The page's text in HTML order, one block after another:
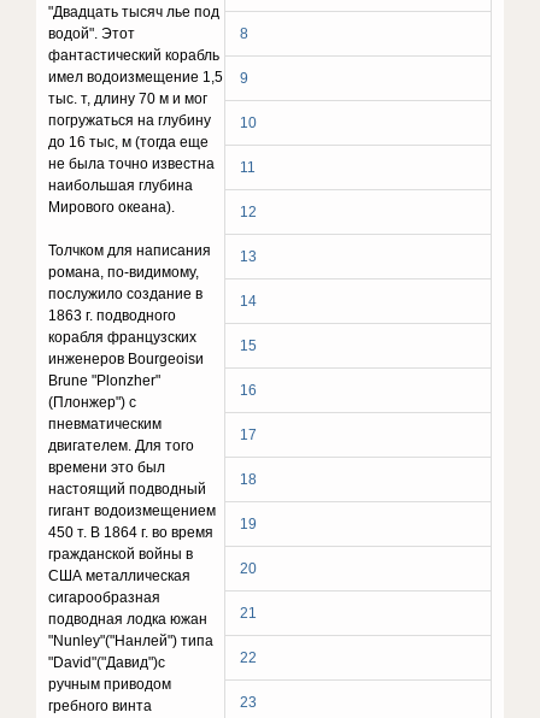
8
9
10
11
12
13
14
15
16
17
18
19
20
21
22
23
"Двадцать тысяч лье под
водой". Этот
фантастический корабль
имел водоизмещение 1,5
тыс. т, длину 70 м и мог
погружаться на глубину
до 16 тыс, м (тогда еще
не была точно известна
наибольшая глубина
Мирового океана).
Толчком для написания
романа, по-видимому,
послужило создание в
1863 г. подводного
корабля французских
инженеров Bourgeoisи
Brune "Plonzher"
(Плонжер") с
пневматическим
двигателем. Для того
времени это был
настоящий подводный
гигант водоизмещением
450 т. В 1864 г. во время
гражданской войны в
США металлическая
сигарообразная
подводная лодка южан
"Nunley"("Нанлей") типа
"David"("Давид")с
ручным приводом
гребного винта